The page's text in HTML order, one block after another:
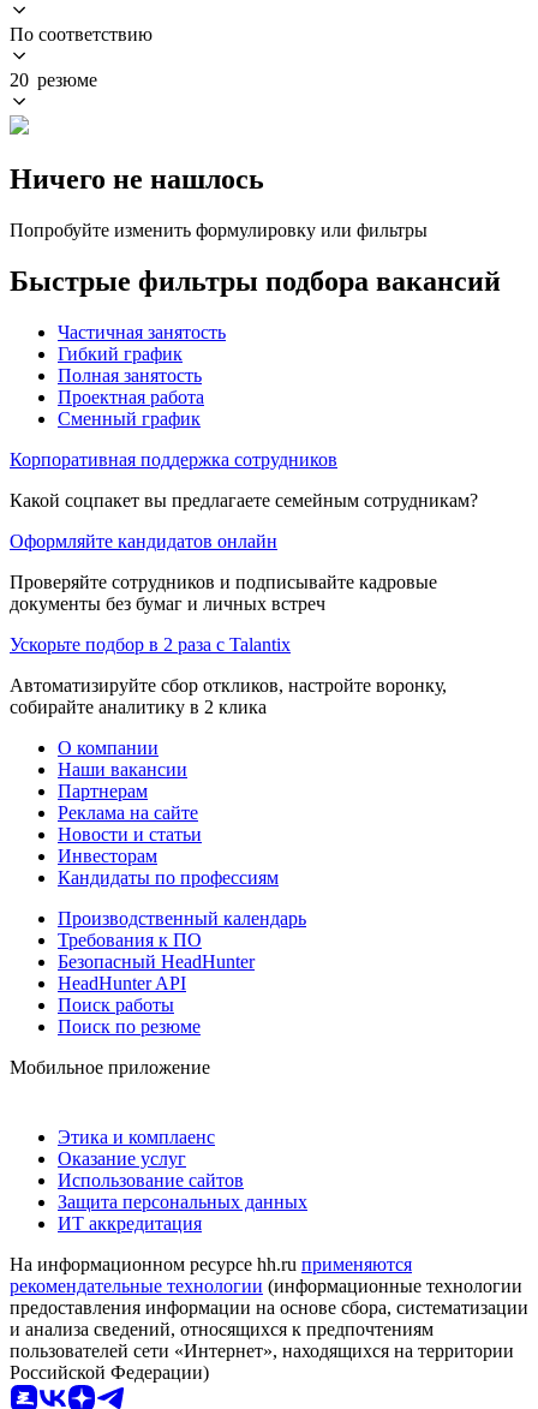
По соответствию
20 резюме
Ничего не нашлось
Попробуйте изменить формулировку или фильтры
Быстрые фильтры подбора вакансий
Частичная занятость
Гибкий график
Полная занятость
Проектная работа
Сменный график
Корпоративная поддержка сотрудников
Какой соцпакет вы предлагаете семейным сотрудникам?
Оформляйте кандидатов онлайн
Проверяйте сотрудников и подписывайте кадровые
документы без бумаг и личных встреч
Ускорьте подбор в 2 раза с Talantix
Автоматизируйте сбор откликов, настройте воронку,
собирайте аналитику в 2 клика
О компании
Наши вакансии
Партнерам
Реклама на сайте
Новости и статьи
Инвесторам
Кандидаты по профессиям
Производственный календарь
Требования к ПО
Безопасный HeadHunter
HeadHunter API
Поиск работы
Поиск по резюме
Мобильное приложение
Этика и комплаенс
Оказание услуг
Использование сайтов
Защита персональных данных
ИТ аккредитация
На информационном ресурсе hh.ru применяются
рекомендательные технологии (информационные технологии
предоставления информации на основе сбора, систематизации
и анализа сведений, относящихся к предпочтениям
пользователей сети «Интернет», находящихся на территории
Российской Федерации)